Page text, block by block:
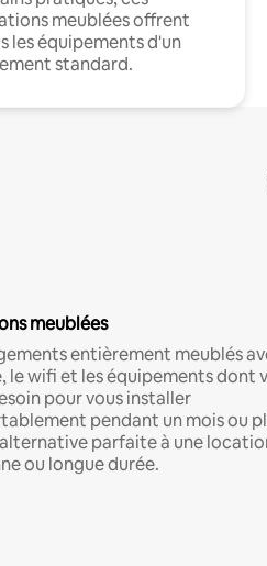
meublées offrent
les équipements d'un
standard.
meublées
entièrement meublés
le wifi et les équipements dont
pour vous installer
pendant un mois ou
parfaite à une
ou longue durée.